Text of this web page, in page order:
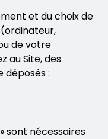
et du choix de
de votre
au Site, des
déposés :
sont nécessaires